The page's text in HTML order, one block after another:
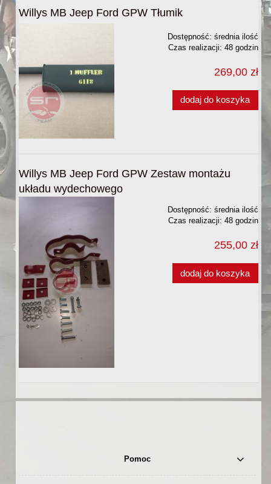
Willys MB Jeep Ford GPW Tłumik
Dostępność: średnia ilość
Czas realizacji: 48 godzin
269,00 zł
dodaj do koszyka
Willys MB Jeep Ford GPW Zestaw montażu
układu wydechowego
Dostępność: średnia ilość
Czas realizacji: 48 godzin
255,00 zł
dodaj do koszyka
Pomoc